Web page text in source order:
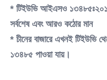
* টিইউভি আইএসও
সর্বশেষ এবং আরও কঠোর মান
* চীনের বাজারে এখনই টিইউভি
১৩৪৮৫ পাওয়া যায়।